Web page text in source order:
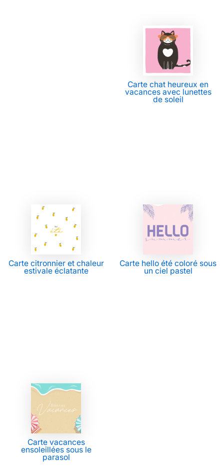
Carte chat heureux en
vacances avec lunettes
de soleil
Carte citronnier et chaleur
estivale éclatante
Carte hello été coloré sous
un ciel pastel
Carte vacances
ensoleillées sous le
parasol